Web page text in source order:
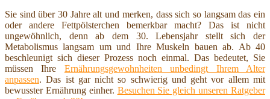
Sie sind über 30 Jahre alt und merken, dass sich so langsam das ein
oder andere Fettpölsterchen bemerkbar macht? Das ist nicht
ungewöhnlich, denn ab dem 30. Lebensjahr stellt sich der
Metabolismus langsam um und Ihre Muskeln bauen ab. Ab 40
beschleunigt sich dieser Prozess noch einmal. Das bedeutet, Sie
müssen Ihre Ernährungsgewohnheiten unbedingt Ihrem Alter
anpassen. Das ist gar nicht so schwierig und geht vor allem mit
bewusster Ernährung einher. Besuchen Sie gleich unseren Ratgeber